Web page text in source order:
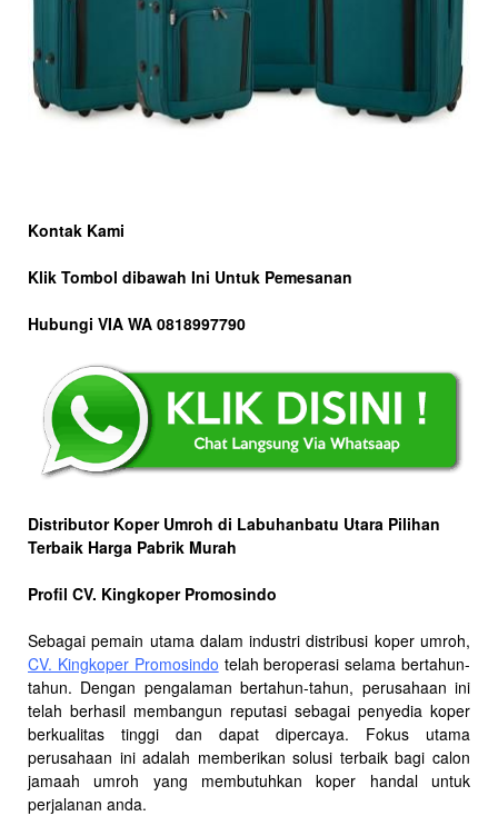
Kontak Kami
Klik Tombol dibawah Ini Untuk Pemesanan
Hubungi VIA WA 0818997790
Distributor Koper Umroh di Labuhanbatu Utara Pilihan
Terbaik Harga Pabrik Murah
Profil CV. Kingkoper Promosindo
Sebagai pemain utama dalam industri distribusi koper umroh,
CV. Kingkoper Promosindo telah beroperasi selama bertahun-
tahun. Dengan pengalaman bertahun-tahun, perusahaan ini
telah berhasil membangun reputasi sebagai penyedia koper
berkualitas tinggi dan dapat dipercaya. Fokus utama
perusahaan ini adalah memberikan solusi terbaik bagi calon
jamaah umroh yang membutuhkan koper handal untuk
perjalanan anda.